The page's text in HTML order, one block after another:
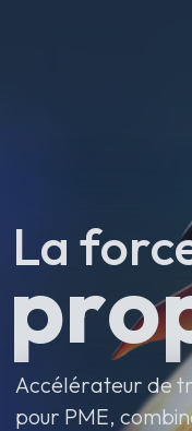
La
Accélérateur de
pour PME,